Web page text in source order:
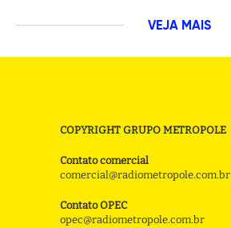
VEJA MAIS
COPYRIGHT GRUPO METROPOLE
Contato comercial
comercial@radiometropole.com.br
Contato OPEC
opec@radiometropole.com.br